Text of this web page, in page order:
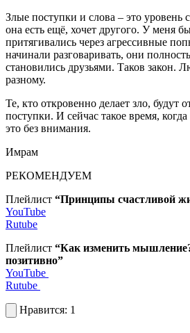
Злые поступки и слова – это уровень
она есть ещё, хочет другого. У меня
притягивались через агрессивные
начинали разговаривать, они
становились друзьями. Таков закон.
разному.
Те, кто откровенно делает зло, будут
поступки. И сейчас такое время,
это без внимания.
Имрам
РЕКОМЕНДУЕМ
Плейлист “Принципы счастливой
YouTube
Rutube
Плейлист “Как изменить
позитивно”
YouTube
Rutube
1